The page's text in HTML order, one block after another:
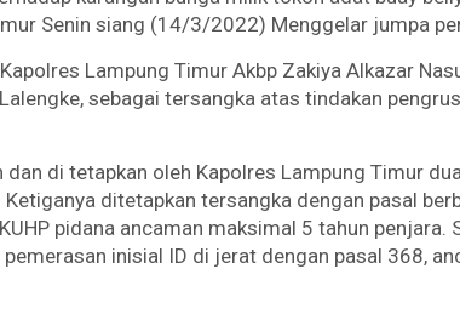
Senin siang (14/3/2022) Menggelar jumpa
Lampung Timur Akbp Zakiya Alkazar
sebagai tersangka atas tindakan
dan di tetapkan oleh Kapolres Lampung Timur
Ketiganya ditetapkan tersangka dengan pasal
pidana ancaman maksimal 5 tahun penjara.
inisial ID di jerat dengan pasal 368,